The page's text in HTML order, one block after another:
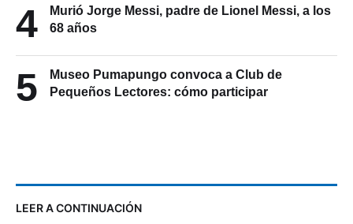
4
Murió Jorge Messi, padre de Lionel Messi, a los
68 años
5
Museo Pumapungo convoca a Club de
Pequeños Lectores: cómo participar
LEER A CONTINUACIÓN